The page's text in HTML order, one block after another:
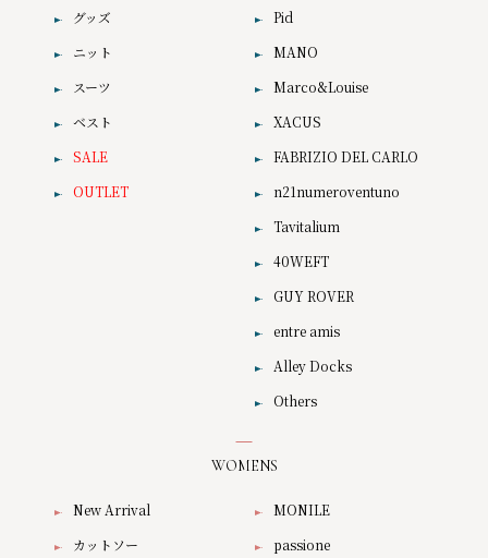
グッズ
ニット
スーツ
ベスト
SALE
OUTLET
Pid
MANO
Marco&Louise
XACUS
FABRIZIO DEL CARLO
n21numeroventuno
Tavitalium
40WEFT
GUY ROVER
entre amis
Alley Docks
Others
WOMENS
New Arrival
カットソー
MONILE
passione